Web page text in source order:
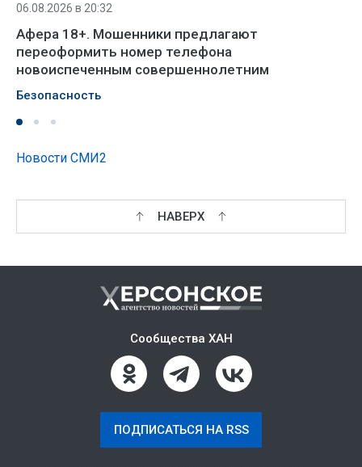
06.08.2026 в 20:32
Афера 18+. Мошенники предлагают
переоформить номер телефона
новоиспеченным совершеннолетним
Безопасность
Новости СМИ2
НАВЕРХ
Сообщества ХАН
ПОДПИСАТЬСЯ НА RSS